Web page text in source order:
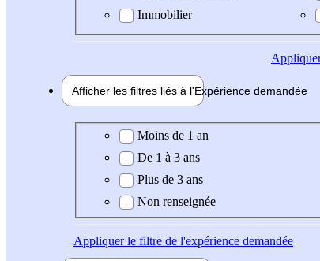
Immobilier
Afficher les filtres liés à l'Expérience demandée
Expérience demandée
Moins de 1 an
De 1 à 3 ans
Plus de 3 ans
Non renseignée
Appliquerle filtre de l'expérience demandée